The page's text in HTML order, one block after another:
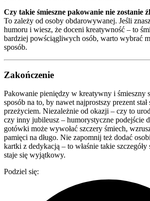
Czy takie śmieszne pakowanie nie zostanie
To zależy od osoby obdarowywanej. Jeśli
humoru i wiesz, że doceni kreatywność – to
bardziej powściągliwych osób, warto wybrać
sposób.
Zakończenie
Pakowanie pieniędzy w kreatywny i śmieszny
sposób na to, by nawet najprostszy prezent
przeżyciem. Niezależnie od okazji – czy to
czy inny jubileusz – humorystyczne podejście
gotówki może wywołać szczery śmiech,
pamięci na długo. Nie zapomnij też dodać
kartki z dedykacją – to właśnie takie
staje się wyjątkowy.
Podziel się: